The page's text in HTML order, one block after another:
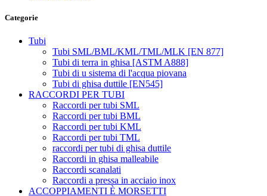
Categorie
Tubi
Tubi SML/BML/KML/TML/MLK [EN 877]
Tubi di terra in ghisa [ASTM A888]
Tubi di u sistema di l'acqua piovana
Tubi di ghisa duttile [EN545]
RACCORDI PER TUBI
Raccordi per tubi SML
Raccordi per tubi BML
Raccordi per tubi KML
Raccordi per tubi TML
raccordi per tubi di ghisa duttile
Raccordi in ghisa malleabile
Raccordi scanalati
Raccordi a pressa in acciaio inox
ACCOPPIAMENTI È MORSETTI